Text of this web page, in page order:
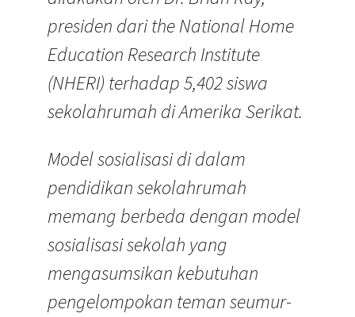
presiden dari the National Home
Education Research Institute
(NHERI) terhadap 5,402 siswa
sekolahrumah di Amerika Serikat.
Model sosialisasi di dalam
pendidikan sekolahrumah
memang berbeda dengan model
sosialisasi sekolah yang
mengasumsikan kebutuhan
pengelompokan teman seumur-